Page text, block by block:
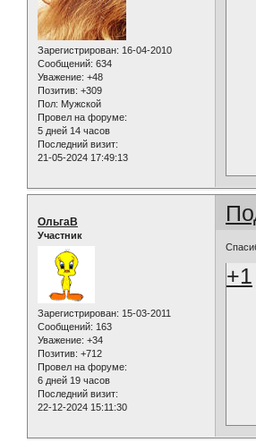
Зарегистрирован: 16-04-2010
Сообщений: 634
Уважение: +48
Позитив: +309
Пол: Мужской
Провел на форуме:
5 дней 14 часов
Последний визит:
21-05-2024 17:49:13
ОльгаВ
Участник
Зарегистрирован: 15-03-2011
Сообщений: 163
Уважение: +34
Позитив: +712
Провел на форуме:
6 дней 19 часов
Последний визит:
22-12-2024 15:11:30
+1